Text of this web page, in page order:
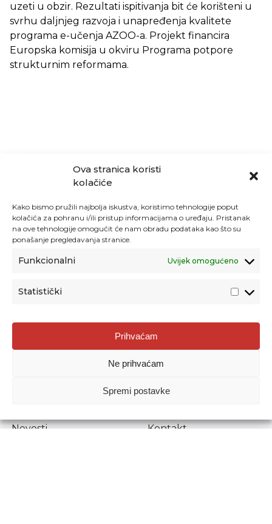
Ova stranica koristi
kolačiće
Kako bismo pružili najbolja iskustva, koristimo tehnologije poput
kolačića za pohranu i/ili pristup informacijama o uređaju. Pristanak
na ove tehnologije omogućit će nam obradu podataka kao što su
ponašanje pregledavanja stranice.
Funkcionalni Uvijek omogućeno
Statistički
Prihvaćam
Ne prihvaćam
Spremi postavke
uzeti u obzir. Rezultati ispitivanja bit će korišteni u
svrhu daljnjeg razvoja i unapređenja kvalitete
programa e-učenja AZOO-a. Projekt financira
Europska komisija u okviru Programa potpore
strukturnim reformama.
Agencija za odgoj i obrazovanje
Donje Svetice 38, 10000 Zagreb
1778129
Prenošenje sadržaja dopušteno je uz navođenje izvora.
Novosti
Kontakt